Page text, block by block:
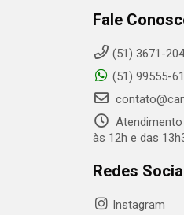
Fale
(51) 3671-
(51) 99555-
às 12h e das
Redes
Instagram